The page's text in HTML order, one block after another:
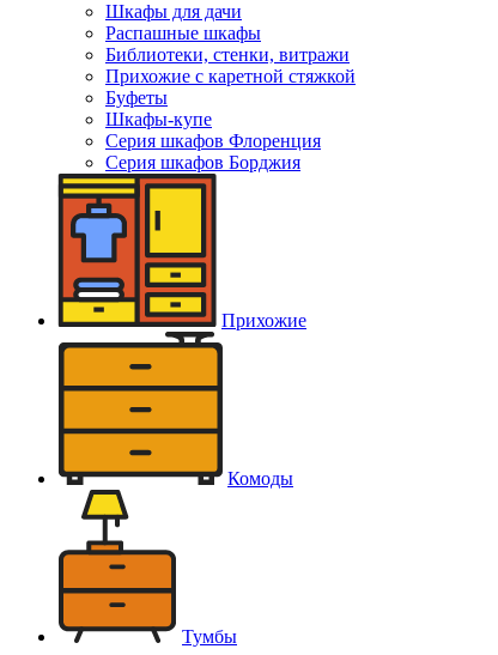
Шкафы для дачи
Распашные шкафы
Библиотеки, стенки, витражи
Прихожие с каретной стяжкой
Буфеты
Шкафы-купе
Серия шкафов Флоренция
Серия шкафов Борджия
Прихожие
Комоды
Тумбы